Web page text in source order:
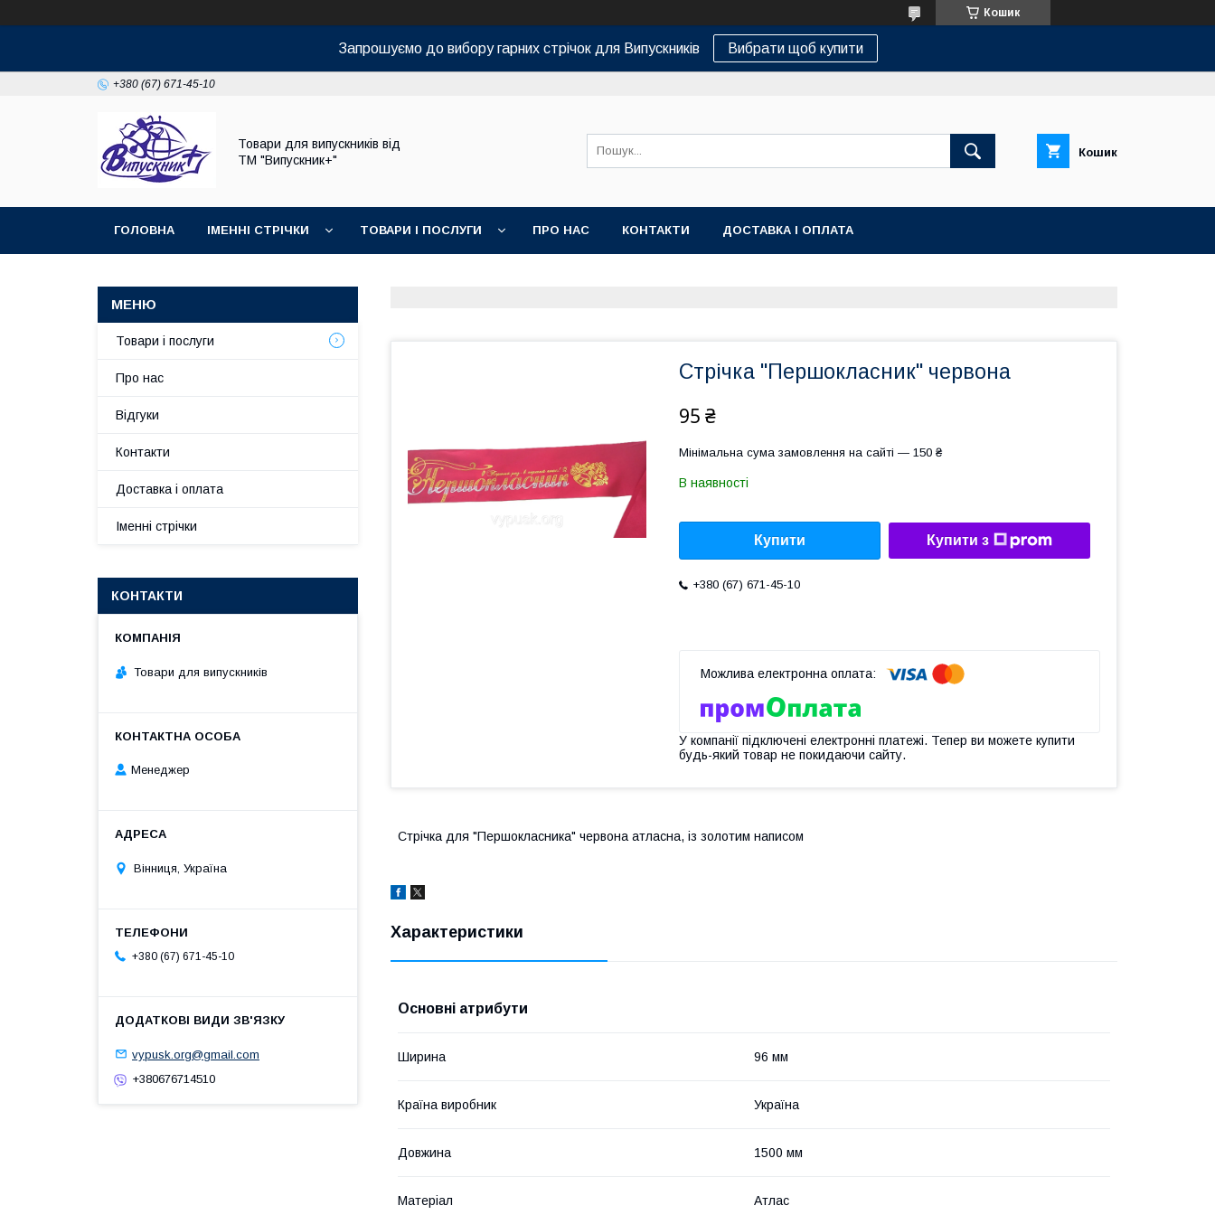
Кошик
Запрошуємо до вибору гарних стрічок для Випускників Вибрати щоб купити
+380 (67) 671-45-10
Товари для випускників від
ТМ "Випускник+"
Кошик
ГОЛОВНА ІМЕННІ СТРІЧКИ ТОВАРИ І ПОСЛУГИ ПРО НАС КОНТАКТИ ДОСТАВКА І ОПЛАТА
Стрічка "Першокласник" червона
95 ₴
Мінімальна сума замовлення на сайті — 150 ₴
В наявності
Купити Купити з
+380 (67) 671-45-10
У компанії підключені електронні платежі. Тепер ви можете купити
будь-який товар не покидаючи сайту.
Стрічка для "Першокласника" червона атласна, із золотим написом
Характеристики
Основні атрибути
Ширина 96 мм
Країна виробник Україна
Довжина 1500 мм
Матеріал Атлас
Товари і послуги
Про нас
Відгуки
Контакти
Доставка і оплата
Іменні стрічки
КОНТАКТИ
Товари для випускників
Менеджер
Вінниця, Україна
+380 (67) 671-45-10
vypusk.org@gmail.com
+380676714510